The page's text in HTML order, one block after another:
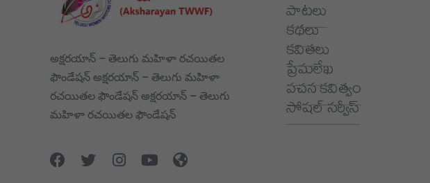
అక్షరయాన్ – తెలుగు మహిళా రచయితల
ఫౌండేషన్ అక్షరయాన్ – తెలుగు మహిళా
రచయితల ఫౌండేషన్ అక్షరయాన్ – తెలుగు
మహిళా రచయితల ఫౌండేషన్
పాటలు
కథలు
కవితలు
ప్రేమలేఖ
వచన కవిత్వం
సోషల్ సర్వీస్